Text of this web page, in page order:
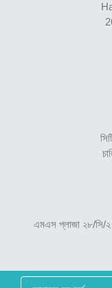
এমএস প্লাজা ২৮/সি/২